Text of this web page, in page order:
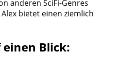
anderen SciFi-Genres
bietet einen ziemlich
Blick: